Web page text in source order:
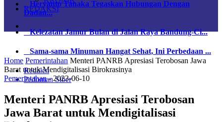
Heryanto Tanaka Tegaskan Hubungan Dengan
Dadan...
Kelezatan Jamur Bulan di Jalan Raya Bandung-Ci...
Sama-sama Minuman Hangat Sehat, Ini Perbedaan ...
Redaksi
Pedoman Siber
REDAKSI
Home Pemerintahan Menteri PANRB Apresiasi Terobosan Jawa
Barat untuk Mendigitalisasi Birokrasinya
Pemerintahan-2023-06-10
Menteri PANRB Apresiasi Terobosan
Jawa Barat untuk Mendigitalisasi